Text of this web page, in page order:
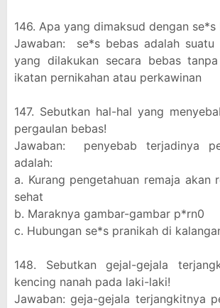
146. Apa yang dimaksud dengan se*s
Jawaban: se*s bebas adalah suatu
yang dilakukan secara bebas
ikatan pernikahan atau perkawinan
147. Sebutkan hal-hal yang
pergaulan bebas!
Jawaban: penyebab terjadinya
adalah:
a. Kurang pengetahuan remaja akan
sehat
b. Maraknya gambar-gambar p*rn0
c. Hubungan se*s pranikah di
148. Sebutkan gejal-gejala
kencing nanah pada laki-laki!
Jawaban: geja-gejala terjangkitnya